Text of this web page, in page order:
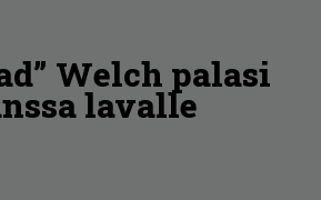
Welch palasi
lavalle